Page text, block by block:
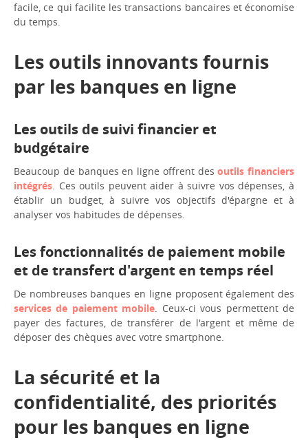
facile, ce qui facilite les transactions bancaires et économise
du temps.
Les outils innovants fournis
par les banques en ligne
Les outils de suivi financier et
budgétaire
Beaucoup de banques en ligne offrent desoutils financiers
intégrés. Ces outils peuvent aider à suivre vos dépenses, à
établir un budget, à suivre vos objectifs d'épargne et à
analyser vos habitudes de dépenses.
Les fonctionnalités de paiement mobile
et de transfert d'argent en temps réel
De nombreuses banques en ligne proposent également des
services de paiement mobile. Ceux-ci vous permettent de
payer des factures, de transférer de l'argent et même de
déposer des chèques avec votre smartphone.
La sécurité et la
confidentialité, des priorités
pour les banques en ligne